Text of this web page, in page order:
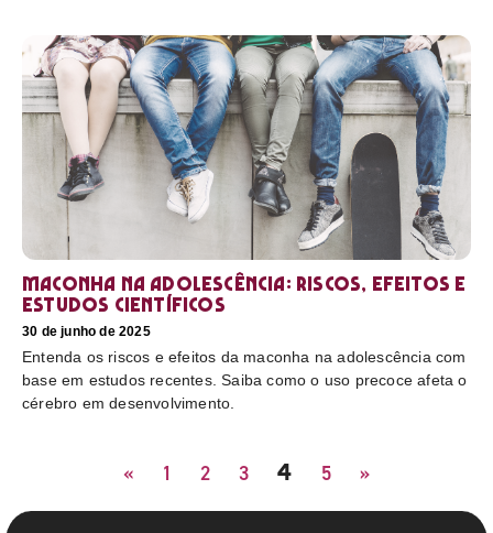
Maconha na adolescência: riscos, efeitos e
estudos científicos
30 de junho de 2025
Entenda os riscos e efeitos da maconha na adolescência com
base em estudos recentes. Saiba como o uso precoce afeta o
cérebro em desenvolvimento.
« 1 2 3 4 5 »